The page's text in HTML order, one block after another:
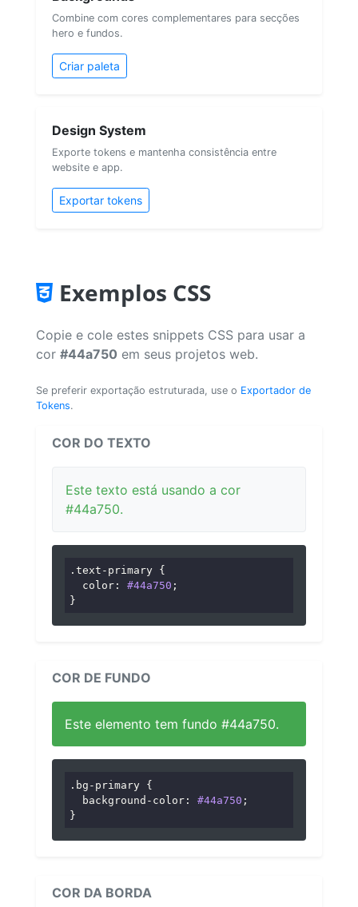
Combine com cores complementares para secções
hero e fundos.
Criar paleta
Design System
Exporte tokens e mantenha consistência entre
website e app.
Exportar tokens
Exemplos CSS
Copie e cole estes snippets CSS para usar a
cor #44a750 em seus projetos web.
Se preferir exportação estruturada, use o Exportador de
Tokens.
COR DO TEXTO
Este texto está usando a cor
#44a750.
.text-primary {
color : #44a750 ;
}
COR DE FUNDO
Este elemento tem fundo #44a750.
.bg-primary {
background-color : #44a750 ;
}
COR DA BORDA